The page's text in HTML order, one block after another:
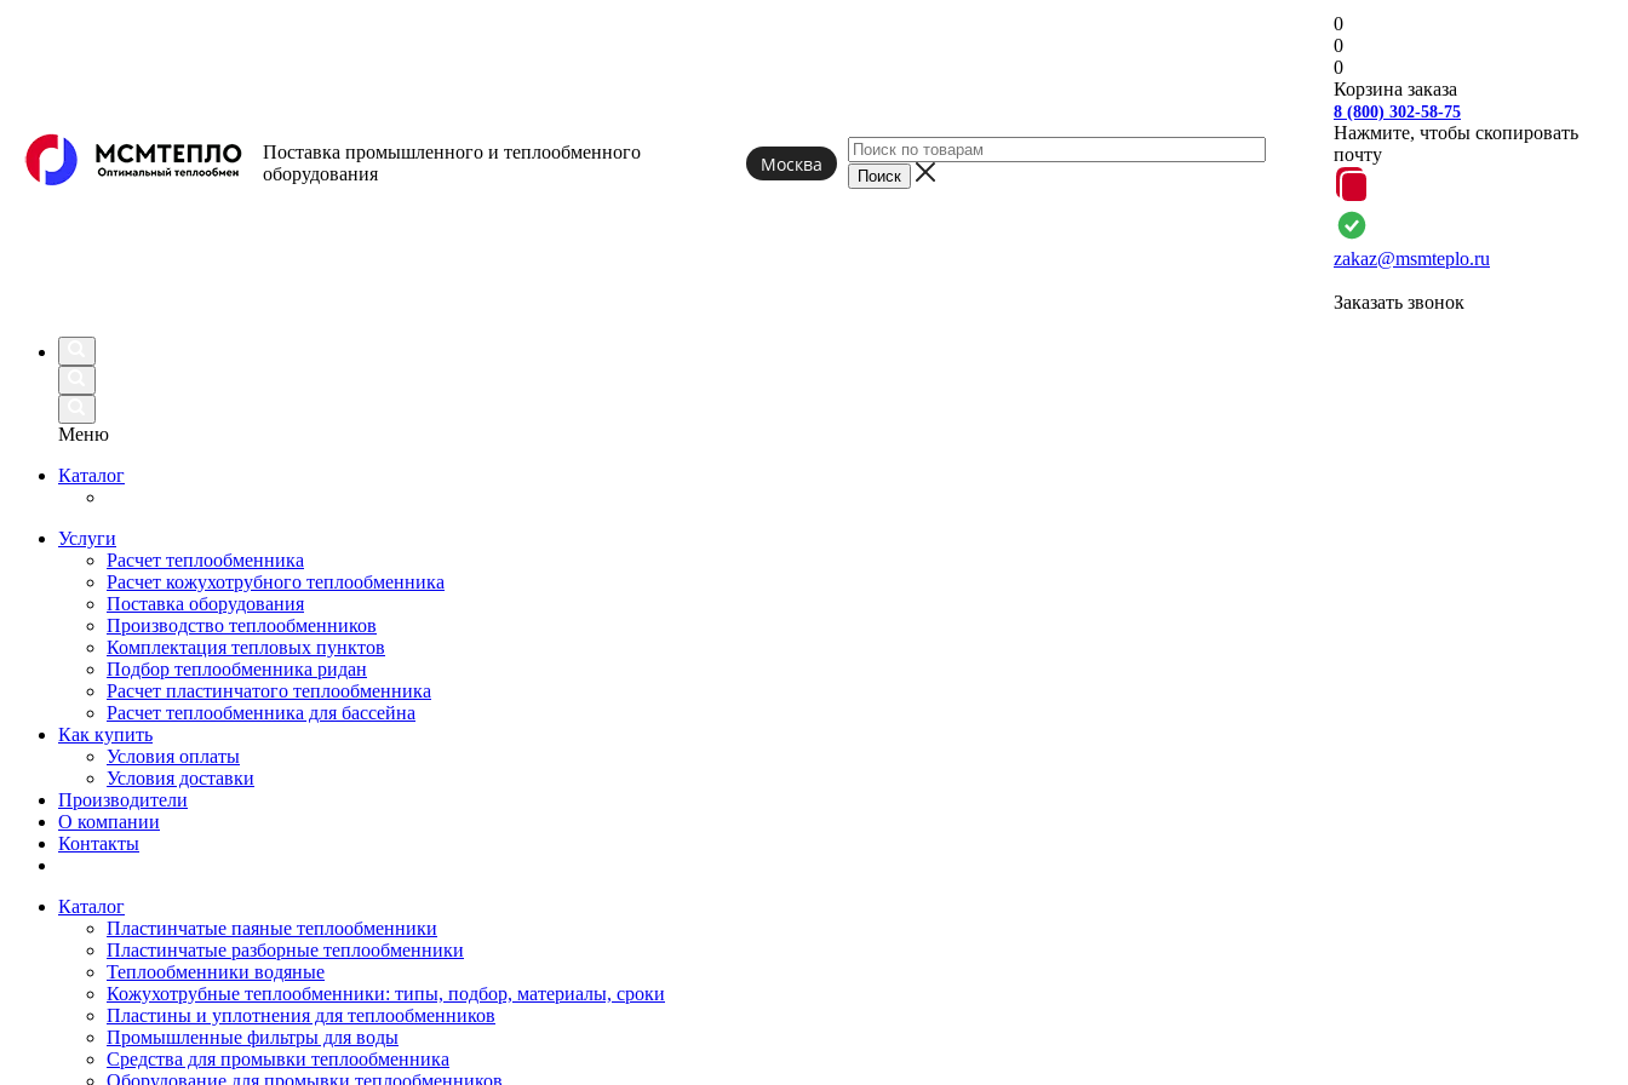
Поставка промышленного и теплообменного
оборудования
Москва
0
0
0
Корзина заказа
8 (800) 302-58-75
Нажмите, чтобы скопировать
почту
zakaz@msmteplo.ru
Заказать звонок
Меню
Каталог
Услуги
Расчет теплообменника
Расчет кожухотрубного теплообменника
Поставка оборудования
Производство теплообменников
Комплектация тепловых пунктов
Подбор теплообменника ридан
Расчет пластинчатого теплообменника
Расчет теплообменника для бассейна
Как купить
Условия оплаты
Условия доставки
Производители
О компании
Контакты
Каталог
Пластинчатые паяные теплообменники
Пластинчатые разборные теплообменники
Теплообменники водяные
Кожухотрубные теплообменники: типы, подбор, материалы, сроки
Пластины и уплотнения для теплообменников
Промышленные фильтры для воды
Средства для промывки теплообменника
Оборудование для промывки теплообменников